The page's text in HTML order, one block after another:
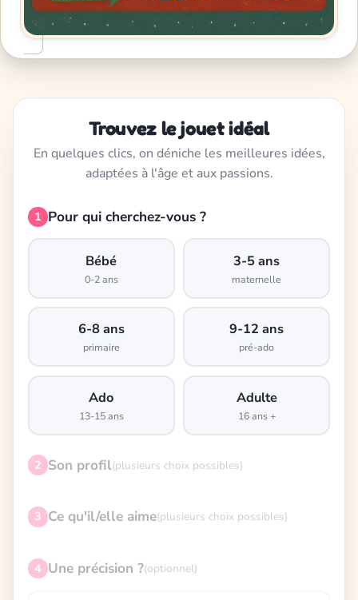
Trouvez le jouet idéal
En quelques clics, on déniche les meilleures idées,
adaptées à l'âge et aux passions.
1 Pour qui cherchez-vous ?
Bébé
0-2 ans
3-5 ans
maternelle
6-8 ans
primaire
9-12 ans
pré-ado
Ado
13-15 ans
Adulte
16 ans +
2 Son profil(plusieurs choix possibles)
3 Ce qu'il/elle aime(plusieurs choix possibles)
4 Une précision ?(optionnel)